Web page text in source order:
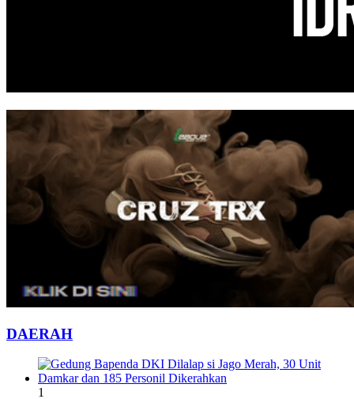
DAERAH
1